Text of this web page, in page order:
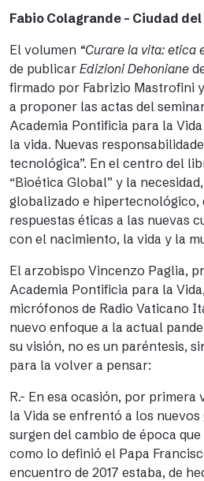
Fabio Colagrande – Ciudad
El volumen “Curare la vita: etica
de publicar Edizioni Dehoniane
firmado por Fabrizio Mastrofini
a proponer las actas del
Academia Pontificia para la
la vida. Nuevas
tecnológica”. En el centro del
“Bioética Global” y la
globalizado e hipertecnológico,
respuestas éticas a las nuevas
con el nacimiento, la vida y la
El arzobispo Vincenzo Paglia,
Academia Pontificia para la
micrófonos de Radio Vaticano
nuevo enfoque a la actual
su visión, no es un paréntesis,
para la volver a pensar:
R.- En esa ocasión, por primera
la Vida se enfrentó a los nuevos
surgen del cambio de época
como lo definió el Papa
encuentro de 2017 estaba, de